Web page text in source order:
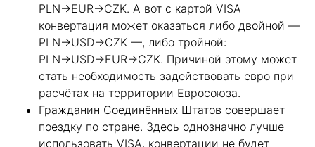
PLN→EUR→CZK. А вот с картой VISA
конвертация может оказаться либо двойной —
PLN→USD→CZK —, либо тройной:
PLN→USD→EUR→CZK. Причиной этому может
стать необходимость задействовать евро при
расчётах на территории Евросоюза.
Гражданин Соединённых Штатов совершает
поездку по стране. Здесь однозначно лучше
использовать VISA, конвертации не будет